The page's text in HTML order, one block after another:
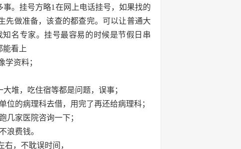
。挂号方略1在网上电话挂号，如果找的
先做准备，该查的都查完。可以让普通大
名专家。挂号最容易的时候是节假日串
能看上
资料；
堆，吃住宿等都是问题，误事；
的病理科去借，用完了再还给病理科；
几家医院咨询一下；
浪费钱。
，不耽误时间，